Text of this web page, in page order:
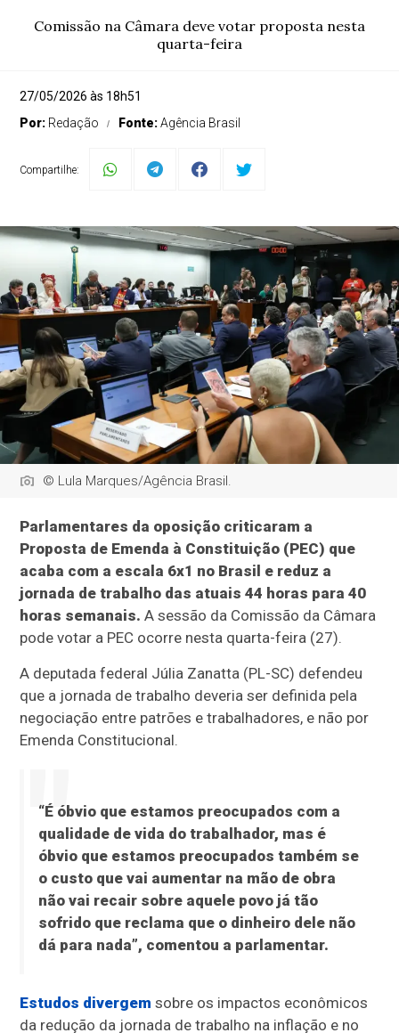
Comissão na Câmara deve votar proposta nesta
quarta-feira
27/05/2026 às 18h51
Por: Redação Fonte:Agência Brasil
Compartilhe:
© Lula Marques/Agência Brasil.
Parlamentares da oposição criticaram a
Proposta de Emenda à Constituição (PEC) que
acaba com a escala 6x1 no Brasil e reduz a
jornada de trabalho das atuais 44 horas para 40
horas semanais. A sessão da Comissão da Câmara
pode votar a PEC ocorre nesta quarta-feira (27).
A deputada federal Júlia Zanatta (PL-SC) defendeu
que a jornada de trabalho deveria ser definida pela
negociação entre patrões e trabalhadores, e não por
Emenda Constitucional.
“É óbvio que estamos preocupados com a
qualidade de vida do trabalhador, mas é
óbvio que estamos preocupados também se
o custo que vai aumentar na mão de obra
não vai recair sobre aquele povo já tão
sofrido que reclama que o dinheiro dele não
dá para nada”, comentou a parlamentar.
Estudos divergem sobre os impactos econômicos
da redução da jornada de trabalho na inflação e no